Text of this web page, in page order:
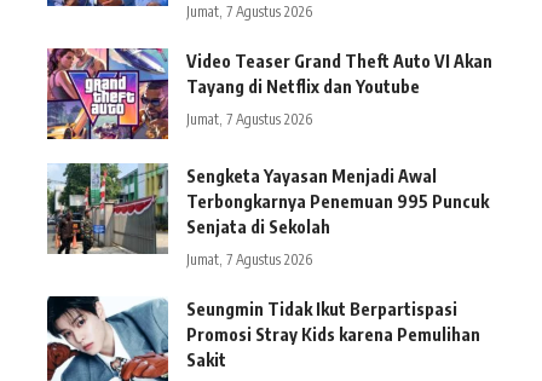
Jumat, 7 Agustus 2026
Video Teaser Grand Theft Auto VI Akan
Tayang di Netflix dan Youtube
Jumat, 7 Agustus 2026
Sengketa Yayasan Menjadi Awal
Terbongkarnya Penemuan 995 Puncuk
Senjata di Sekolah
Jumat, 7 Agustus 2026
Seungmin Tidak Ikut Berpartispasi
Promosi Stray Kids karena Pemulihan
Sakit